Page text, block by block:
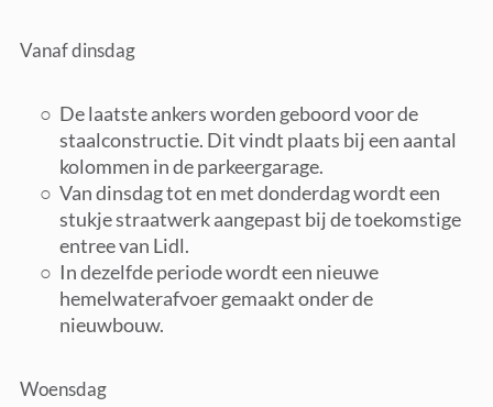
Vanaf dinsdag
De laatste ankers worden geboord voor de
staalconstructie. Dit vindt plaats bij een aantal
kolommen in de parkeergarage.
Van dinsdag tot en met donderdag wordt een
stukje straatwerk aangepast bij de toekomstige
entree van Lidl.
In dezelfde periode wordt een nieuwe
hemelwaterafvoer gemaakt onder de
nieuwbouw.
Woensdag